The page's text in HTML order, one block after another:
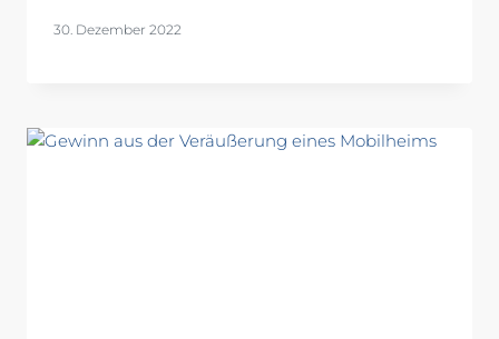
30. Dezember 2022